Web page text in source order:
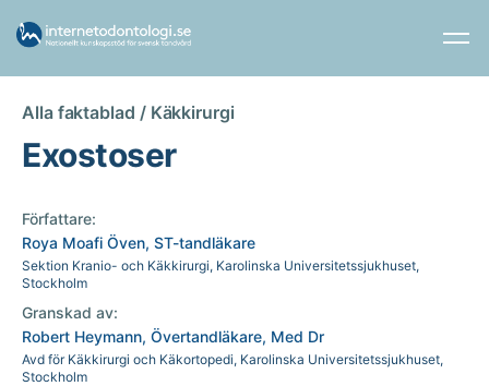
Alla faktablad / Käkkirurgi
Exostoser
Författare:
Roya Moafi Öven, ST-tandläkare
Sektion Kranio- och Käkkirurgi, Karolinska Universitetssjukhuset,
Stockholm
Granskad av:
Robert Heymann, Övertandläkare, Med Dr
Avd för Käkkirurgi och Käkortopedi, Karolinska Universitetssjukhuset,
Stockholm